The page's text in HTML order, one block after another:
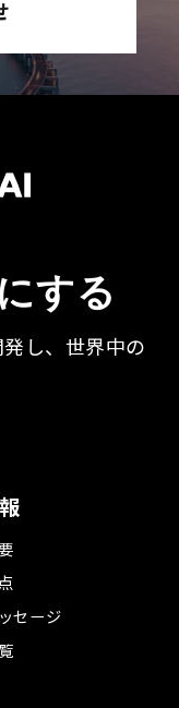
する
し、世界中の
セージ